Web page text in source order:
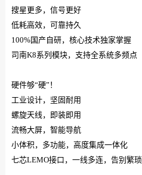
搜星更多，信号更好
低耗高效，可靠持久
100%国产自研，核心技术独家掌握
司南K8系列模块，支持全系统多频点
硬件够“硬”！
工业设计，坚固耐用
螺旋天线，即装即用
流畅大屏，智能导航
小体积，多功能，高度集成一体化
七芯LEMO接口，一线多连，告别繁琐